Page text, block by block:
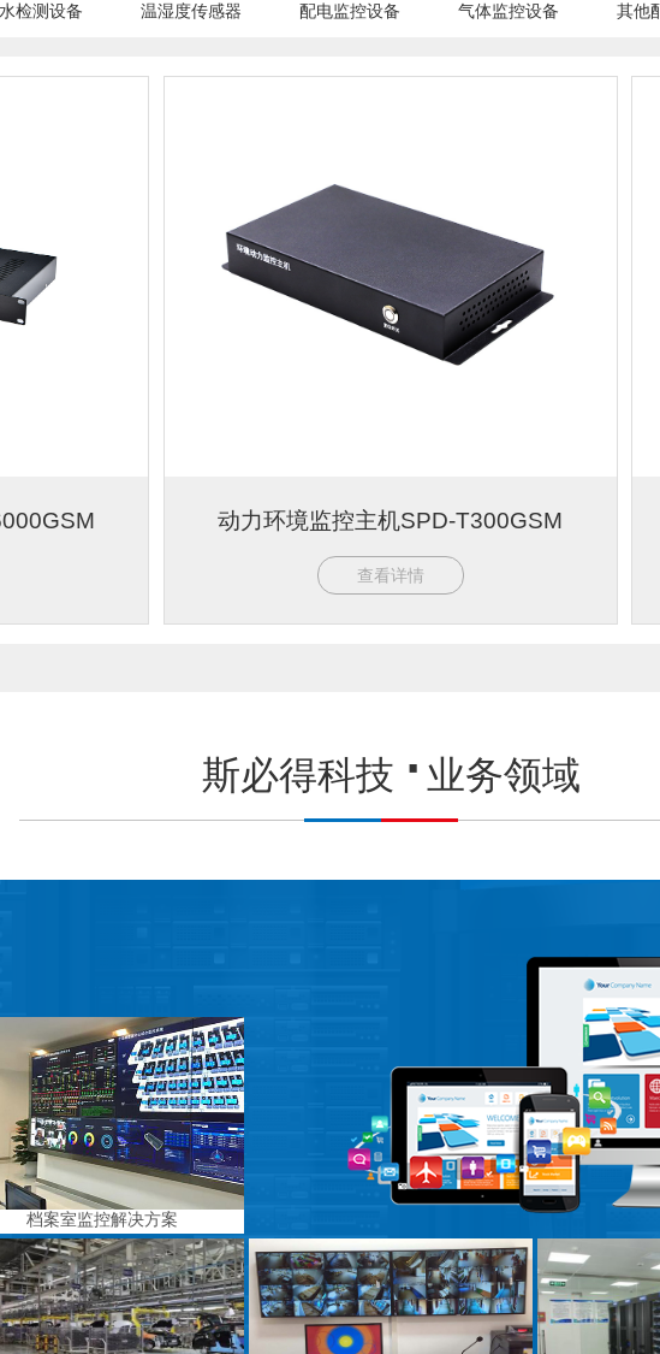
检测设备 温湿度传感器 配电监控设备 气体监控设备 其他
动力环境监控主机SPD-T300GSM
查看详情
斯必得科技 业务领域
档案室监控解决方案